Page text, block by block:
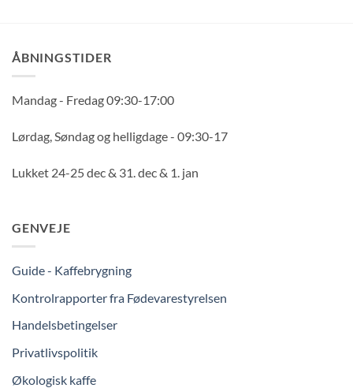
ÅBNINGSTIDER
Mandag - Fredag 09:30-17:00
Lørdag, Søndag og helligdage - 09:30-17
Lukket 24-25 dec & 31. dec & 1. jan
GENVEJE
Guide - Kaffebrygning
Kontrolrapporter fra Fødevarestyrelsen
Handelsbetingelser
Privatlivspolitik
Økologisk kaffe